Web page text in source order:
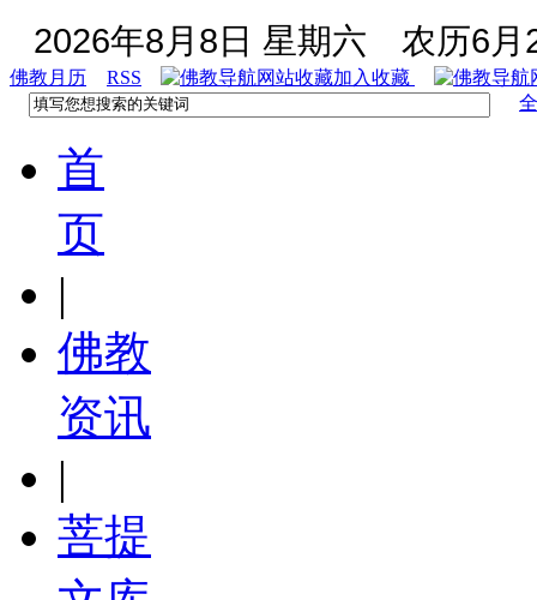
2026年8月8日 星期六 农历6月
佛教月历 RSS
加入收藏
首
页
|
佛教
资讯
|
菩提